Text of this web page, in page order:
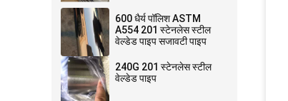
600 धैर्य पॉलिश ASTM
A554 201 स्टेनलेस स्टील
वेल्डेड पाइप सजावटी पाइप
240G 201 स्टेनलेस स्टील
वेल्डेड पाइप